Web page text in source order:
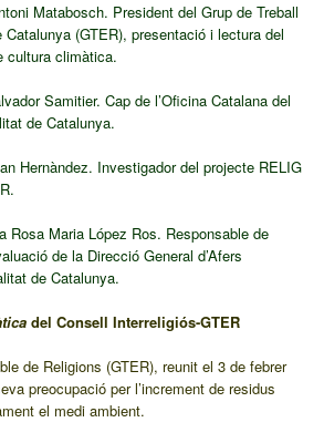
Matabosch. President del Grup de Treball
(GTER), presentació i lectura del
cultura climàtica.
Samitier. Cap de l’Oficina Catalana del
de Catalunya.
Hernàndez. Investigador del projecte RELIG
Rosa Maria López Ros. Responsable de
de la Direcció General d’Afers
litat de Catalunya.
del Consell Interreligiós-GTER
de Religions (GTER), reunit el 3 de febrer
preocupació per l’increment de residus
el medi ambient.